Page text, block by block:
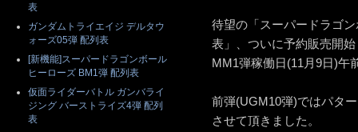
待望の「スーパードラゴ
表」、ついに予約販売開始
MM1弾稼働日(11月9日)午
前弾(UGM10弾)ではパタ
させて頂きました。
表
ガンダムトライエイジ デルタウ
ォーズ05弾 配列表
[新機能]スーパードラゴンボール
ヒーローズ BM1弾 配列表
仮面ライダーバトル ガンバライ
ジング バーストライズ4弾 配列
表